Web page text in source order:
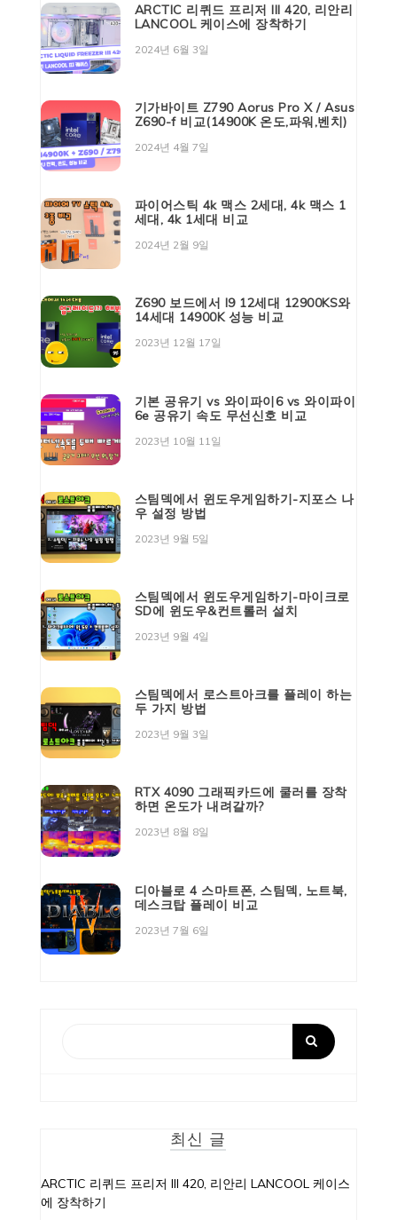
ARCTIC 리퀴드 프리저 III 420, 리안리
LANCOOL 케이스에 장착하기
2024년 6월 3일
기가바이트 Z790 Aorus Pro X / Asus
Z690-f 비교(14900K 온도,파워,벤치)
2024년 4월 7일
파이어스틱 4k 맥스 2세대, 4k 맥스 1
세대, 4k 1세대 비교
2024년 2월 9일
Z690 보드에서 I9 12세대 12900KS와
14세대 14900K 성능 비교
2023년 12월 17일
기본 공유기 vs 와이파이6 vs 와이파이
6e 공유기 속도 무선신호 비교
2023년 10월 11일
스팀덱에서 윈도우게임하기-지포스 나
우 설정 방법
2023년 9월 5일
스팀덱에서 윈도우게임하기-마이크로
SD에 윈도우&컨트롤러 설치
2023년 9월 4일
스팀덱에서 로스트아크를 플레이 하는
두 가지 방법
2023년 9월 3일
RTX 4090 그래픽카드에 쿨러를 장착
하면 온도가 내려갈까?
2023년 8월 8일
디아블로 4 스마트폰, 스팀덱, 노트북,
데스크탑 플레이 비교
2023년 7월 6일
최신 글
ARCTIC 리퀴드 프리저 III 420, 리안리 LANCOOL 케이스
에 장착하기